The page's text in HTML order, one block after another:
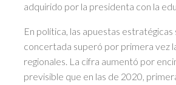
adquirido por la presidenta con la
En política, las apuestas
concertada superó por primera vez
regionales. La cifra aumentó por
previsible que en las de 2020,